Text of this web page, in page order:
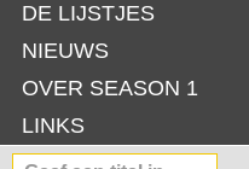
DE LIJSTJES
NIEUWS
OVER SEASON 1
LINKS